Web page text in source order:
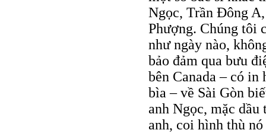
Ngọc, Trần Ðông
Phượng. Chúng tôi
như ngày nào,
bảo đảm qua bưu
bên Canada – có in
bìa – về Sài Gòn
anh Ngọc, mặc
anh, coi hình thù nó